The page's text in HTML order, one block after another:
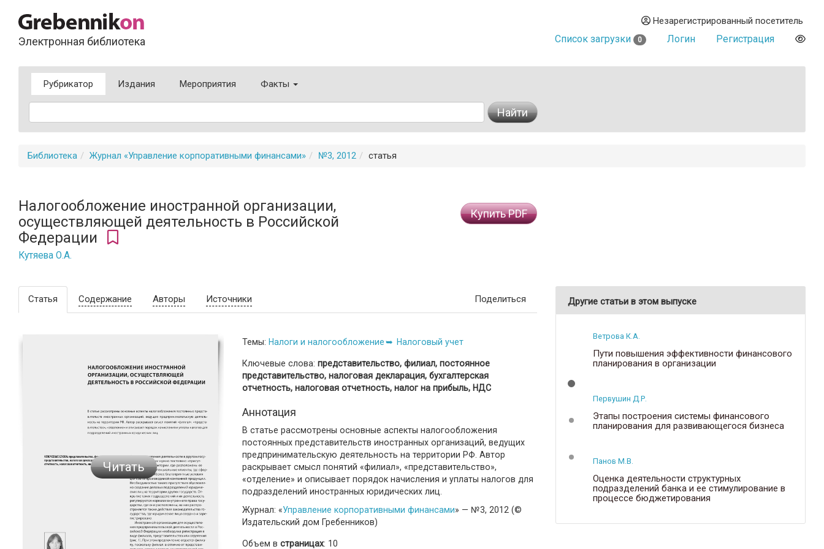
Электронная библиотека
Незарегистрированный посетитель
Список загрузки 0 Логин Регистрация
Рубрикатор Издания Мероприятия Факты
Найти
Библиотека Журнал «Управление корпоративными финансами» №3, 2012 статья
Налогообложение иностранной организации,
осуществляющей деятельность в Российской
Федерации
Кутяева О.А.
Купить PDF
Статья Содержание Авторы Источники Поделиться
Читать
Темы: Налоги и налогообложение Налоговый учет
Ключевые слова: представительство, филиал, постоянное
представительство, налоговая декларация, бухгалтерская
отчетность, налоговая отчетность, налог на прибыль, НДС
Аннотация
В статье рассмотрены основные аспекты налогообложения
постоянных представительств иностранных организаций, ведущих
предпринимательскую деятельность на территории РФ. Автор
раскрывает смысл понятий «филиал», «представительство»,
«отделение» и описывает порядок начисления и уплаты налогов для
подразделений иностранных юридических лиц.
Журнал: «Управление корпоративными финансами» — №3, 2012 (©
Издательский дом Гребенников)
Объем в страницах: 10
Другие статьи в этом выпуске
Ветрова К.А.
Пути повышения эффективности финансового
планирования в организации
Первушин Д.Р.
Этапы построения системы финансового
планирования для развивающегося бизнеса
Панов М.В.
Оценка деятельности структурных
подразделений банка и ее стимулирование в
процессе бюджетирования